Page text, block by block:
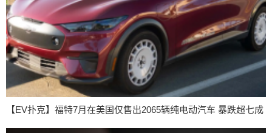
【EV扑克】福特7月在美国仅售出2065辆纯电动汽车 暴跌超七成